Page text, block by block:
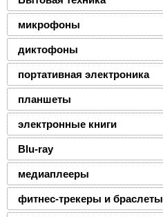
микрофоны
диктофоны
портативная электроника
планшеты
электронные книги
Blu-ray
медиаплееры
фитнес-трекеры и браслеты